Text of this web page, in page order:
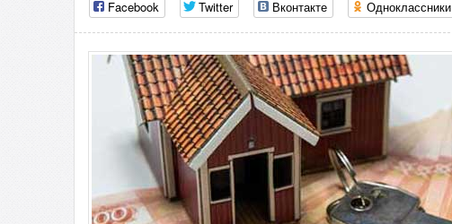
Facebook Twitter Вконтакте Одноклассники